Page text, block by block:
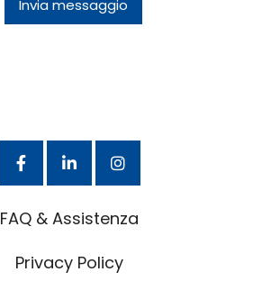
FAQ & Assistenza
Privacy Policy